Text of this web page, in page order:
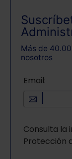
Más de
nosotros
Email:
Consulta la
Protección